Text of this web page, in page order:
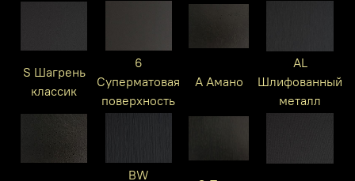
S Шагрень
классик
6
Суперматовая
поверхность
A Амано
AL
Шлифованный
металл
BW